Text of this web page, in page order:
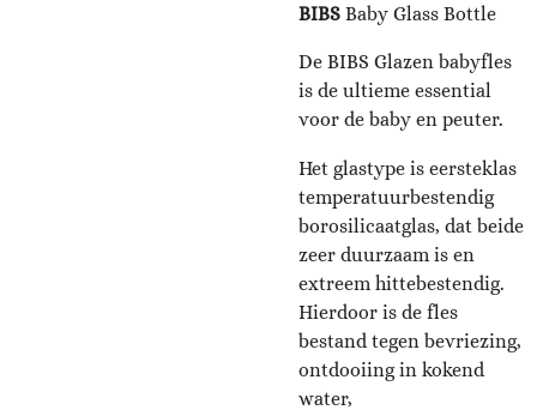
BIBS Baby Glass Bottle
De BIBS Glazen babyfles
is de ultieme essential
voor de baby en peuter.
Het glastype is eersteklas
temperatuurbestendig
borosilicaatglas, dat beide
zeer duurzaam is en
extreem hittebestendig.
Hierdoor is de fles
bestand tegen bevriezing,
ontdooiing in kokend
water,